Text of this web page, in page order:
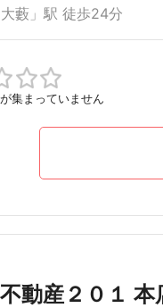
藪」駅 徒歩24分
集まっていません
動産２０１ 本